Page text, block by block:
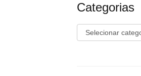
Categorias
Categorias